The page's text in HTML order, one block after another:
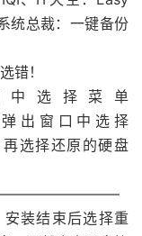
统总裁：一键备份
错！
中选择菜单
弹出窗口中选择
再选择还原的硬盘
装结束后选择重